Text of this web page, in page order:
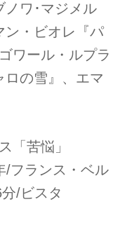
ノワ･マジメル
ン・ビオレ『パ
ワール・ルプラ
ロの雪』、エマ
「苦悩」
ランス・ベル
分/ビスタ